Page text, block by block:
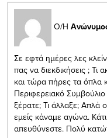
Ο/Η
Σε εφτά ημέρες λες
πας να διεκδικήσεις ;
και τώρα πήρες τα όπλα
Περιφερειακό
ξέρατε; Τι άλλαξε; Απλά
εμείς κάναμε αγώνα.
απευθύνεστε. Πολύ